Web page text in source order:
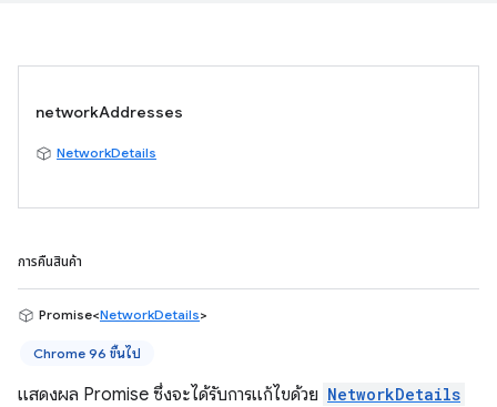
networkAddresses
NetworkDetails
การคืนสินค้า
Promise<NetworkDetails>
Chrome 96 ขึ้นไป
แสดงผล Promise ซึ่งจะได้รับการแก้ไขด้วย NetworkDetails